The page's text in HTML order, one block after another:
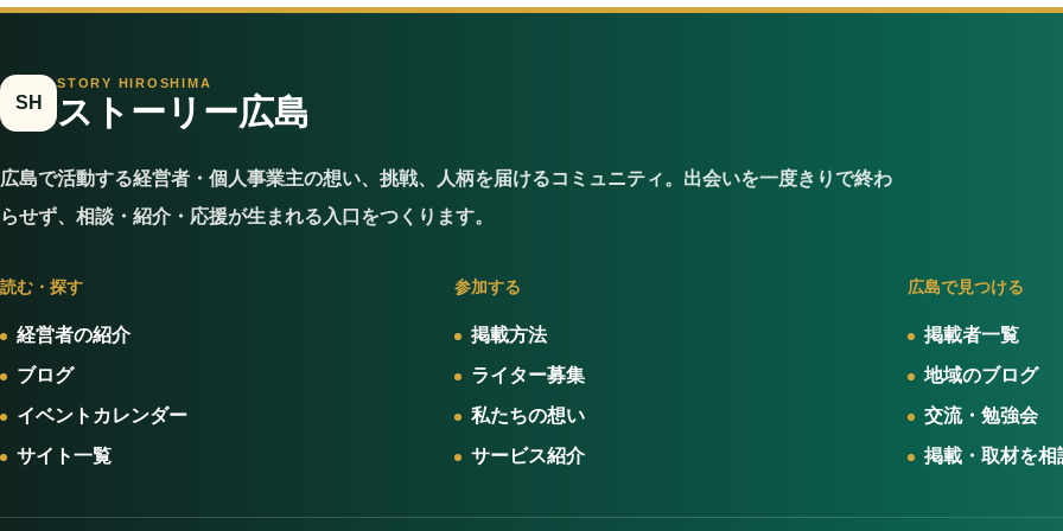
SH
STORY HIROSHIMA
ストーリー広島
広島で活動する経営者・個人事業主の想い、挑戦、人柄を届けるコミュニティ。出会いを一度きりで終わ
らせず、相談・紹介・応援が生まれる入口をつくります。
読む・探す
経営者の紹介
ブログ
イベントカレンダー
サイト一覧
参加する
掲載方法
ライター募集
私たちの想い
サービス紹介
広島で見つける
掲載者一覧
地域のブログ
交流・勉強会
掲載・取材を相